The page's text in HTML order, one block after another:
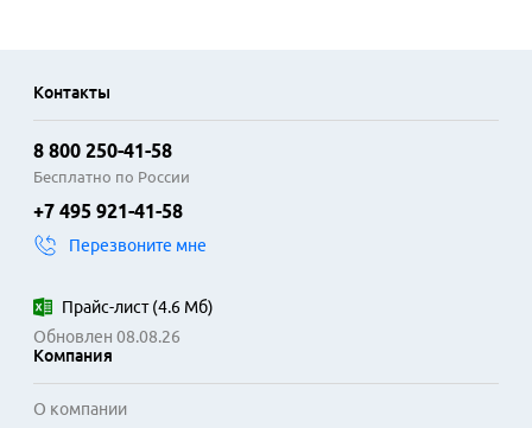
Контакты
8 800 250-41-58
Бесплатно по России
+7 495 921-41-58
Перезвоните мне
Прайс-лист(4.6 Мб)
Обновлен 08.08.26
Компания
О компании